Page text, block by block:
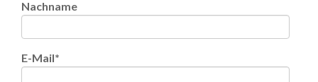
Nachname
E-Mail*